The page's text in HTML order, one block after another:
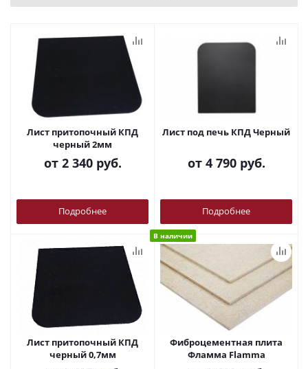
Лист притопочный КПД
черный 2мм
от 2 340 руб.
Подробнее
Лист под печь КПД Черный
от 4 790 руб.
Подробнее
Лист притопочный КПД
черный 0,7мм
В наличии
Фиброцементная плита
Фламма Flamma